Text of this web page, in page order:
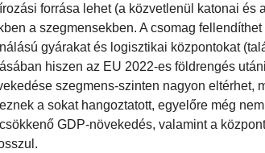
forrása lehet (a közvetlenül katonai és
a szegmensekben. A csomag
gyárakat és logisztikai központokat
hiszen az EU 2022-es földrengés
szegmens-szinten nagyon eltérhet,
a sokat hangoztatott, egyelőre még
GDP-növekedés, valamint a